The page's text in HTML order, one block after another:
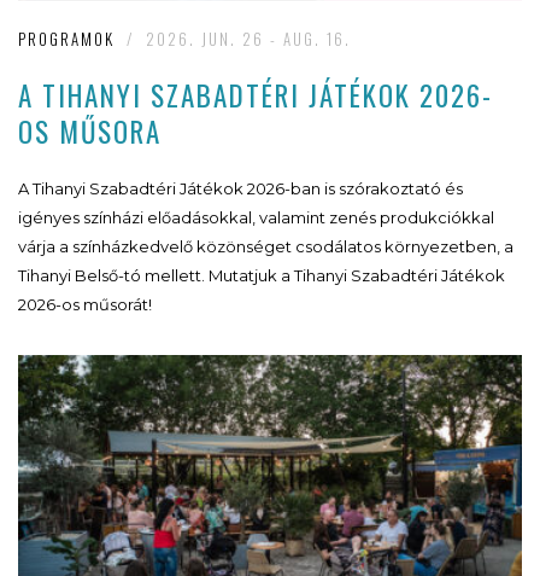
PROGRAMOK / 2026. JUN. 26 - AUG. 16.
A TIHANYI SZABADTÉRI JÁTÉKOK 2026-
OS MŰSORA
A Tihanyi Szabadtéri Játékok 2026-ban is szórakoztató és
igényes színházi előadásokkal, valamint zenés produkciókkal
várja a színházkedvelő közönséget csodálatos környezetben, a
Tihanyi Belső-tó mellett. Mutatjuk a Tihanyi Szabadtéri Játékok
2026-os műsorát!